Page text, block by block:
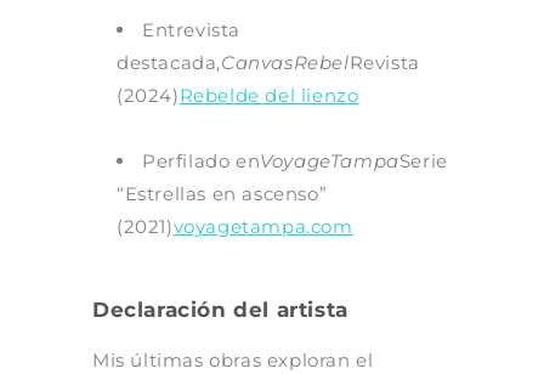
Entrevista
destacada,CanvasRebelRevista
(2024)Rebelde del lienzo
Perfilado enVoyageTampaSerie
“Estrellas en ascenso”
(2021)voyagetampa.com
Declaración del artista
Mis últimas obras exploran el